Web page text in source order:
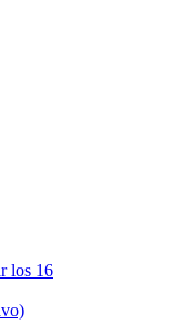
los 16